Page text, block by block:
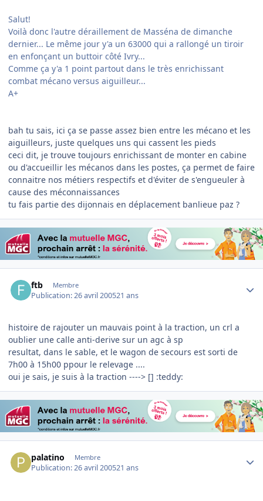
Salut!
Voilà donc l'autre déraillement de Masséna de dimanche
dernier... Le même jour y'a un 63000 qui a rallongé un tiroir
en enfonçant un buttoir côté Ivry...
Comme ça y'a 1 point partout dans le très enrichissant
combat mécano versus aiguilleur...
A+
bah tu sais, ici ça se passe assez bien entre les mécano et les
aiguilleurs, juste quelques uns qui cassent les pieds
ceci dit, je trouve toujours enrichissant de monter en cabine
ou d'accueillir les mécanos dans les postes, ça permet de faire
connaitre nos métiers respectifs et d'éviter de s'engueuler à
cause des méconnaissances
tu fais partie des dijonnais en déplacement banlieue paz ?
ftb Membre
Publication:26 avril 200521 ans
histoire de rajouter un mauvais point à la traction, un crl a
oublier une calle anti-derive sur un agc à sp
resultat, dans le sable, et le wagon de secours est sorti de
7h00 à 15h00 ppour le relevage ....
oui je sais, je suis à la traction ----> [] :teddy:
palatino Membre
Publication:26 avril 200521 ans